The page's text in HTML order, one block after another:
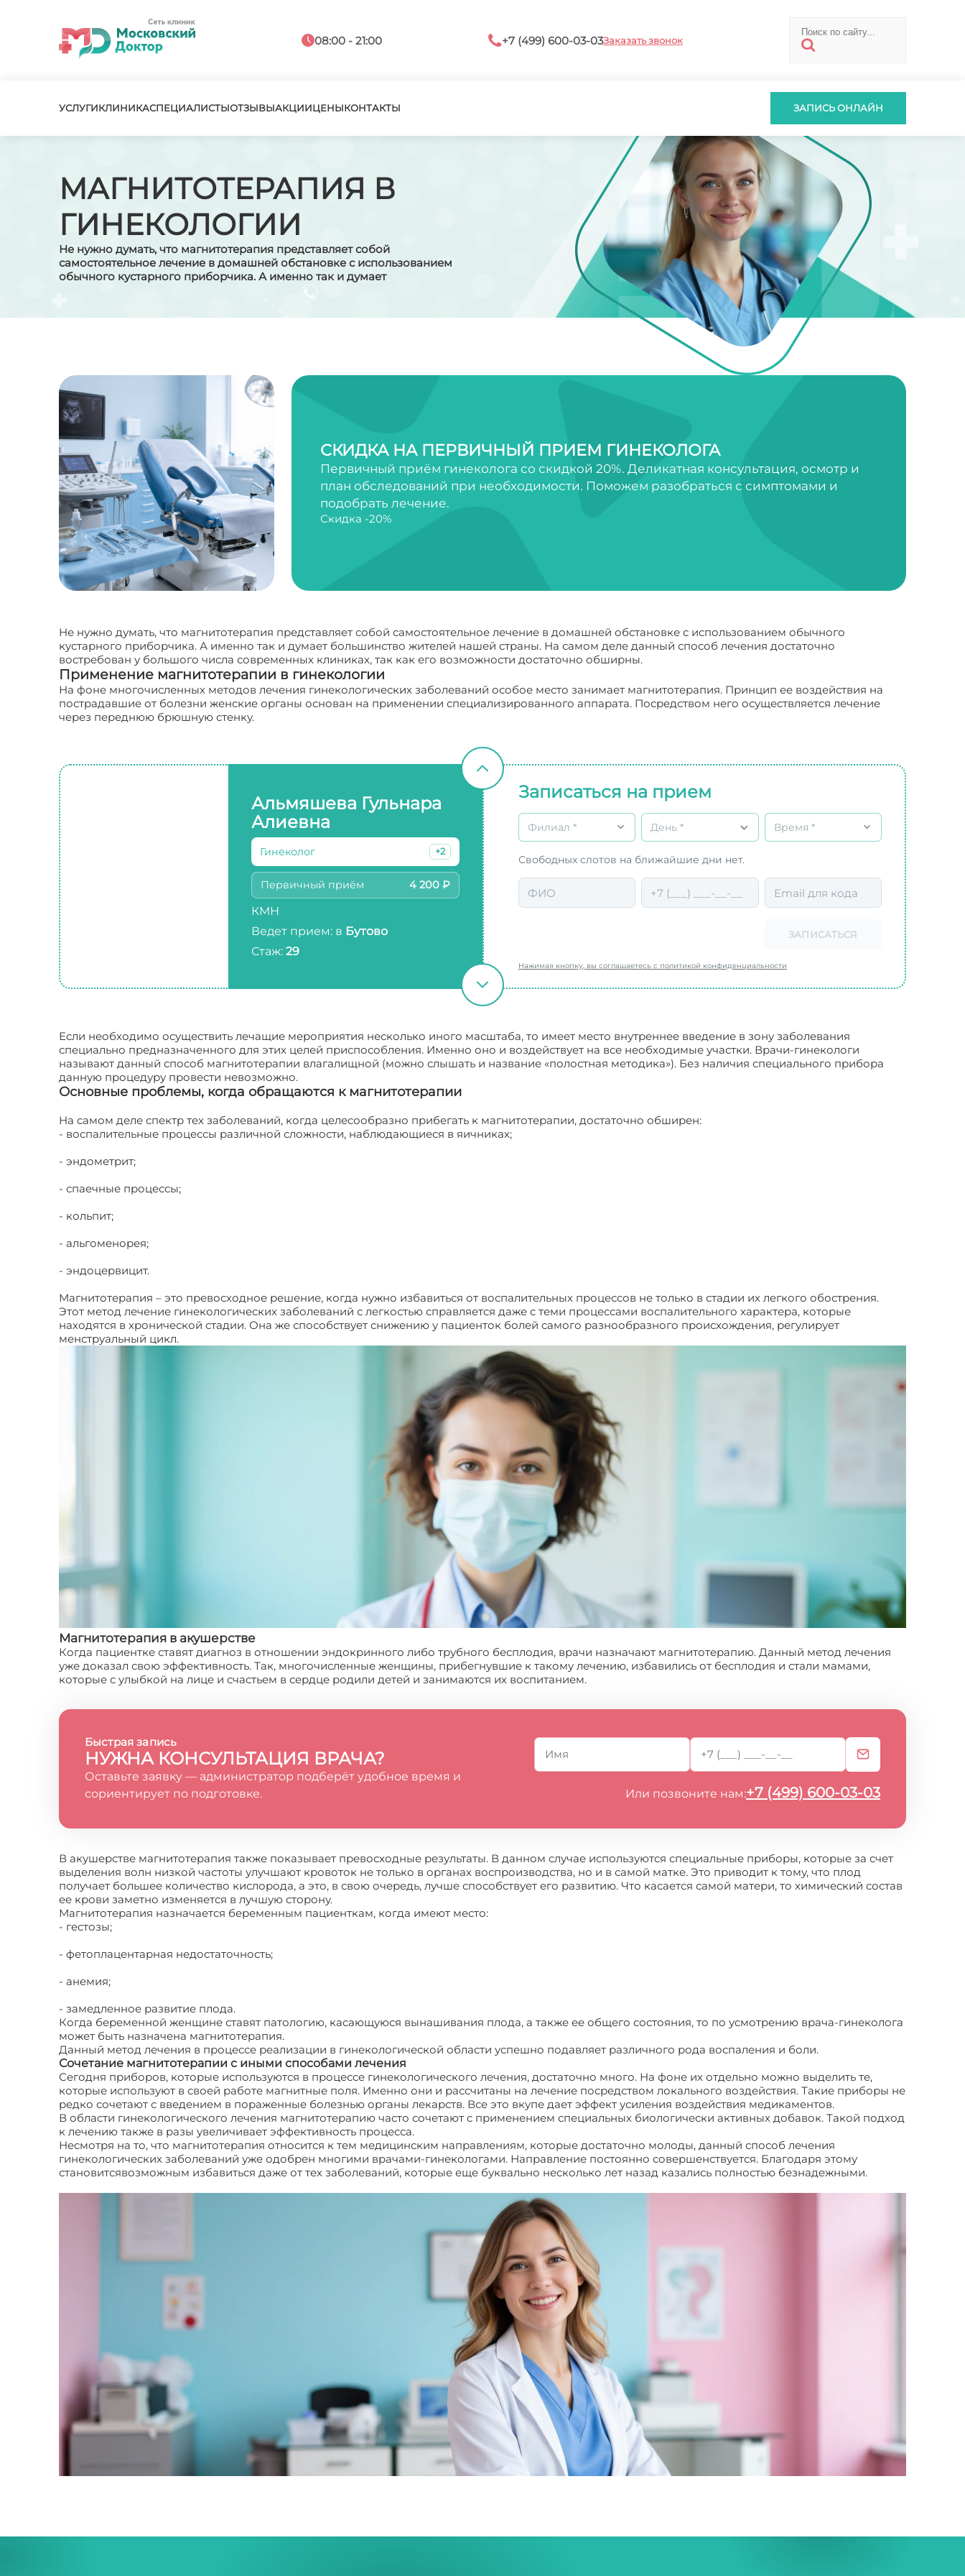
08:00 - 21:00 +7 (499) 600-03-03Заказать звонок
УСЛУГИКЛИНИКАСПЕЦИАЛИСТЫОТЗЫВЫАКЦИИЦЕНЫКОНТАКТЫ ЗАПИСЬ ОНЛАЙН
МАГНИТОТЕРАПИЯ В
ГИНЕКОЛОГИИ
Не нужно думать, что магнитотерапия представляет собой
самостоятельное лечение в домашней обстановке с использованием
обычного кустарного приборчика. А именно так и думает
СКИДКА НА ПЕРВИЧНЫЙ ПРИЕМ ГИНЕКОЛОГА
Первичный приём гинеколога со скидкой 20%. Деликатная консультация, осмотр и
план обследований при необходимости. Поможем разобраться с симптомами и
подобрать лечение.
Скидка -20%
Не нужно думать, что магнитотерапия представляет собой самостоятельное лечение в домашней обстановке с использованием обычного
кустарного приборчика. А именно так и думает большинство жителей нашей страны. На самом деле данный способ лечения достаточно
востребован у большого числа современных клиниках, так как его возможности достаточно обширны.
Применение магнитотерапии в гинекологии
На фоне многочисленных методов лечения гинекологических заболеваний особое место занимает магнитотерапия. Принцип ее воздействия на
пострадавшие от болезни женские органы основан на применении специализированного аппарата. Посредством него осуществляется лечение
через переднюю брюшную стенку.
Альмяшева Гульнара
Алиевна
Гинеколог +2
Первичный приём 4 200 ₽
КМН
Ведет прием: в Бутово
Стаж: 29
Записаться на прием
Филиал * День * Время *
Свободных слотов на ближайшие дни нет.
ЗАПИСАТЬСЯ
Нажимая кнопку, вы соглашаетесь с политикой конфиденциальности
Если необходимо осуществить лечащие мероприятия несколько иного масштаба, то имеет место внутреннее введение в зону заболевания
специально предназначенного для этих целей приспособления. Именно оно и воздействует на все необходимые участки. Врачи-гинекологи
называют данный способ магнитотерапии влагалищной (можно слышать и название «полостная методика»). Без наличия специального прибора
данную процедуру провести невозможно.
Основные проблемы, когда обращаются к магнитотерапии
На самом деле спектр тех заболеваний, когда целесообразно прибегать к магнитотерапии, достаточно обширен:
- воспалительные процессы различной сложности, наблюдающиеся в яичниках;
- эндометрит;
- спаечные процессы;
- кольпит;
- альгоменорея;
- эндоцервицит.
Магнитотерапия – это превосходное решение, когда нужно избавиться от воспалительных процессов не только в стадии их легкого обострения.
Этот метод лечение гинекологических заболеваний с легкостью справляется даже с теми процессами воспалительного характера, которые
находятся в хронической стадии. Она же способствует снижению у пациенток болей самого разнообразного происхождения, регулирует
менструальный цикл.
Магнитотерапия в акушерстве
Когда пациентке ставят диагноз в отношении эндокринного либо трубного бесплодия, врачи назначают магнитотерапию. Данный метод лечения
уже доказал свою эффективность. Так, многочисленные женщины, прибегнувшие к такому лечению, избавились от бесплодия и стали мамами,
которые с улыбкой на лице и счастьем в сердце родили детей и занимаются их воспитанием.
Быстрая запись
НУЖНА КОНСУЛЬТАЦИЯ ВРАЧА?
Оставьте заявку — администратор подберёт удобное время и
сориентирует по подготовке.
Или позвоните нам:+7 (499) 600-03-03
В акушерстве магнитотерапия также показывает превосходные результаты. В данном случае используются специальные приборы, которые за счет
выделения волн низкой частоты улучшают кровоток не только в органах воспроизводства, но и в самой матке. Это приводит к тому, что плод
получает большее количество кислорода, а это, в свою очередь, лучше способствует его развитию. Что касается самой матери, то химический состав
ее крови заметно изменяется в лучшую сторону.
Магнитотерапия назначается беременным пациенткам, когда имеют место:
- гестозы;
- фетоплацентарная недостаточность;
- анемия;
- замедленное развитие плода.
Когда беременной женщине ставят патологию, касающуюся вынашивания плода, а также ее общего состояния, то по усмотрению врача-гинеколога
может быть назначена магнитотерапия.
Данный метод лечения в процессе реализации в гинекологической области успешно подавляет различного рода воспаления и боли.
Сочетание магнитотерапии с иными способами лечения
Сегодня приборов, которые используются в процессе гинекологического лечения, достаточно много. На фоне их отдельно можно выделить те,
которые используют в своей работе магнитные поля. Именно они и рассчитаны на лечение посредством локального воздействия. Такие приборы не
редко сочетают с введением в пораженные болезнью органы лекарств. Все это вкупе дает эффект усиления воздействия медикаментов.
В области гинекологического лечения магнитотерапию часто сочетают с применением специальных биологически активных добавок. Такой подход
к лечению также в разы увеличивает эффективность процесса.
Несмотря на то, что магнитотерапия относится к тем медицинским направлениям, которые достаточно молоды, данный способ лечения
гинекологических заболеваний уже одобрен многими врачами-гинекологами. Направление постоянно совершенствуется. Благодаря этому
становитсявозможным избавиться даже от тех заболеваний, которые еще буквально несколько лет назад казались полностью безнадежными.